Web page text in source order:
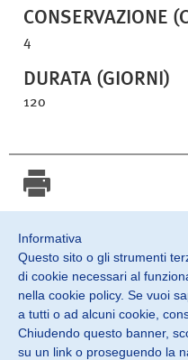
CONSERVAZIONE
4
DURATA (GIORNI)
120
©2026
P. IVA
Informativa
Questo sito o gli strumenti
di cookie necessari al
nella cookie policy. Se vuoi
a tutti o ad alcuni cookie,
Chiudendo questo banner,
su un link o proseguendo la